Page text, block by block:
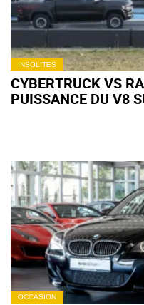
INSOLITES
CYBERTRUCK VS
PUISSANCE DU V8
OCCASION